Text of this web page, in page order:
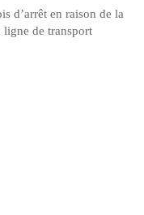
d’arrêt en raison de la
de transport